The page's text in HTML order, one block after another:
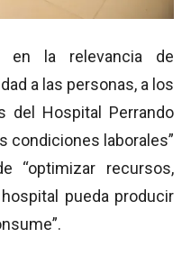
en la relevancia de
a las personas, a los
del Hospital Perrando
condiciones laborales”
“optimizar recursos,
pueda producir